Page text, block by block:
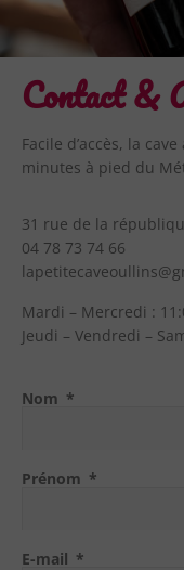
Contact &
Facile d’accès, la
minutes à pied du
31 rue de la
04 78 73 74 66
Mardi – Mercredi :
Jeudi – Vendredi –
Nom
Prénom
E-mail